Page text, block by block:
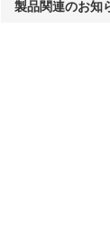
製品関連のお知